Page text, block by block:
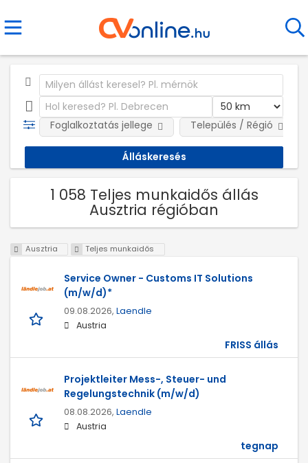
Foglalkoztatás jellege Település / Régió
1 058 Teljes munkaidős állás
Ausztria régióban
Ausztria Teljes munkaidős
Service Owner - Customs IT Solutions
(m/w/d)*
09.08.2026, Laendle
Austria
FRISS állás
Projektleiter Mess-, Steuer- und
Regelungstechnik (m/w/d)
08.08.2026, Laendle
Austria
tegnap